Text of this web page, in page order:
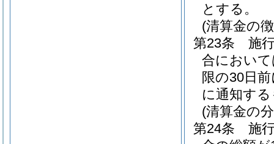
とする。
(清算金の
第23条
施
合におい
限の30日
に通知す
(清算金の
第24条
施